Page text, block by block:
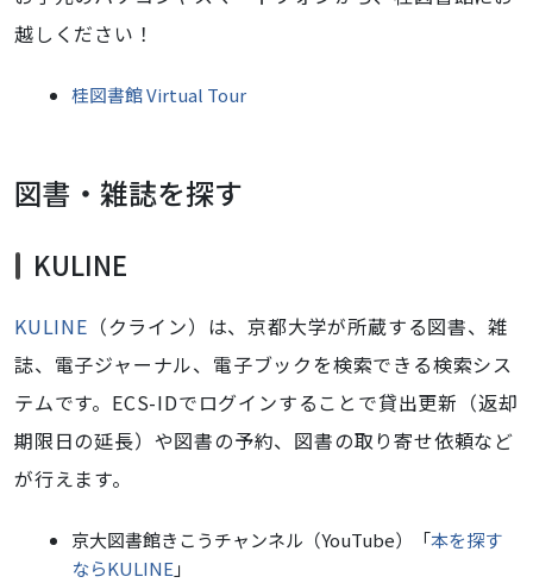
越しください！
桂図書館 Virtual Tour
図書・雑誌を探す
KULINE
KULINE （クライン）は、京都大学が所蔵する図書、雑
誌、電子ジャーナル、電子ブックを検索できる検索シス
テムです。ECS-IDでログインすることで貸出更新（返却
期限日の延長）や図書の予約、図書の取り寄せ依頼など
が行えます。
京大図書館きこうチャンネル（YouTube）「本を探す
ならKULINE 」